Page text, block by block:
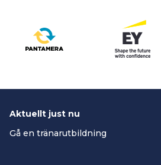
Aktuellt just nu
Gå en tränarutbildning